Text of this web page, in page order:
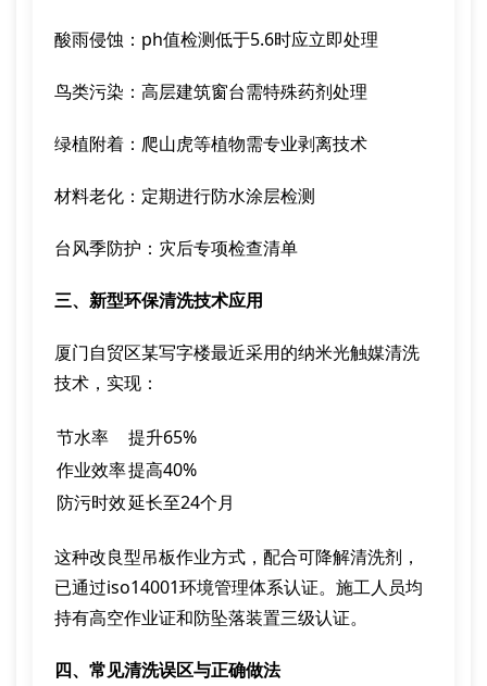
酸雨侵蚀：ph值检测低于5.6时应立即处理
鸟类污染：高层建筑窗台需特殊药剂处理
绿植附着：爬山虎等植物需专业剥离技术
材料老化：定期进行防水涂层检测
台风季防护：灾后专项检查清单
三、新型环保清洗技术应用
厦门自贸区某写字楼最近采用的纳米光触媒清洗
技术，实现：
节水率
提升65%
作业效率提高40%
防污时效延长至24个月
这种改良型吊板作业方式，配合可降解清洗剂，
已通过iso14001环境管理体系认证。施工人员均
持有高空作业证和防坠落装置三级认证。
四、常见清洗误区与正确做法